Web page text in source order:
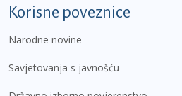
Korisne poveznice
Narodne novine
Savjetovanja s javnošću